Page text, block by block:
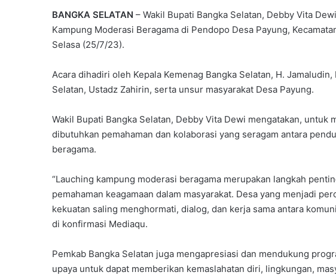
BANGKA SELATAN – Wakil Bupati Bangka Selatan, Debby Vita
Kampung Moderasi Beragama di Pendopo Desa Payung,
Selasa (25/7/23).
Acara dihadiri oleh Kepala Kemenag Bangka Selatan, H.
Selatan, Ustadz Zahirin, serta unsur masyarakat Desa Payung.
Wakil Bupati Bangka Selatan, Debby Vita Dewi mengatakan, untuk
dibutuhkan pemahaman dan kolaborasi yang seragam antara
beragama.
“Lauching kampung moderasi beragama merupakan langkah
pemahaman keagamaan dalam masyarakat. Desa yang menjadi
kekuatan saling menghormati, dialog, dan kerja sama antara
di konfirmasi Mediaqu.
Pemkab Bangka Selatan juga mengapresiasi dan mendukung
upaya untuk dapat memberikan kemaslahatan diri, lingkungan,